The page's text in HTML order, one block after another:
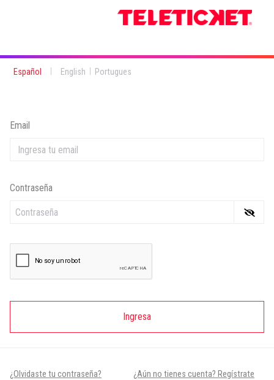
Español English Portugues
Email
Contraseña
Ingresa
¿Olvidaste tu contraseña? ¿Aún no tienes cuenta? Regístrate